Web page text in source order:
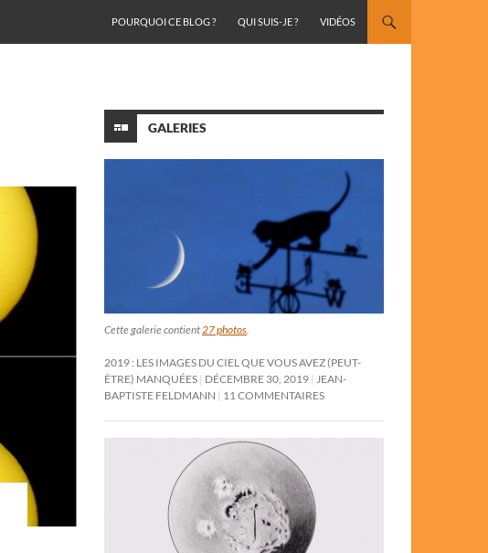
POURQUOI CE BLOG ?
QUI SUIS-JE ? VIDÉOS
GALERIES
Cette galerie contient27 photos.
2019 : LES IMAGES DU CIEL QUE VOUS AVEZ (PEUT-
ÊTRE) MANQUÉES DÉCEMBRE 30, 2019 JEAN-
BAPTISTE FELDMANN
11 COMMENTAIRES